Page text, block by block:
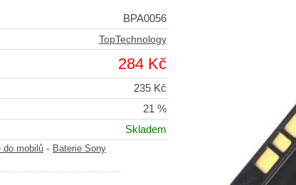
BPA0056
TopTechnology
284 Kč
235 Kč
21 %
Skladem
do mobilů - Baterie Sony